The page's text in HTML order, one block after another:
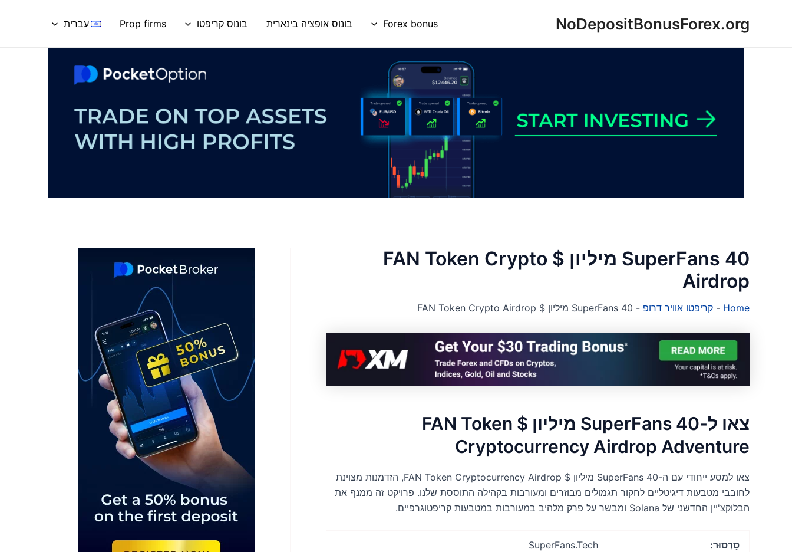
NoDepositBonusForex.org
Forex bonus בונוס אופציה בינארית בונוס קריפטו Prop firms עברית
SuperFans 40 מיליון $ FAN Token Crypto
Airdrop
Home
- קריפטו אוויר דרופ - SuperFans 40 מיליון $ FAN Token Crypto Airdrop
צאו ל-SuperFans 40 מיליון $ FAN Token
Cryptocurrency Airdrop Adventure
צאו למסע ייחודי עם ה-SuperFans 40 מיליון $ FAN Token Cryptocurrency Airdrop, הזדמנות מצוינת
לחובבי מטבעות דיגיטליים לחקור תגמולים מבוזרים ומעורבות בקהילה התוססת שלנו. פרויקט זה ממנף את
הבלוקצ'יין החדשני של Solana ומבשר על פרק מלהיב במעורבות במטבעות קריפטוגרפיים.
סַרְסוּר: SuperFans.Tech